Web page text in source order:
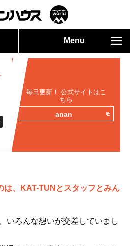
Menu
毎日更新！ 公式サイトはこ
ちら
anan
は、KAT-TUNとスタッフとみん
いろんな想いが交差していまし